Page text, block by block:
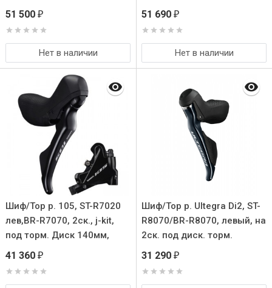
2ск. диск. торм., ротор
51 500 ₽
Нет в наличии
торм, для крепл. 25мм
51 690 ₽
Нет в наличии
Шиф/Тор р. 105, ST-R7020
лев,BR-R7070, 2ск., j-kit,
под торм. Диск 140мм,
полимерн. Колодк с
41 360 ₽
Шиф/Тор р. Ultegra Di2, ST-
R8070/BR-R8070, левый, на
2ск. под диск. торм.
полимерн. колодк с
31 290 ₽